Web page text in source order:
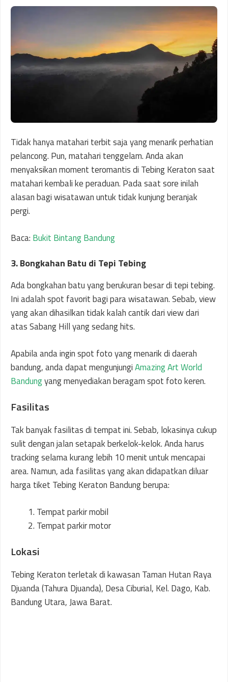
Tidak hanya matahari terbit saja yang menarik perhatian
pelancong. Pun, matahari tenggelam. Anda akan
menyaksikan moment teromantis di Tebing Keraton saat
matahari kembali ke peraduan. Pada saat sore inilah
alasan bagi wisatawan untuk tidak kunjung beranjak
pergi.
Baca: Bukit Bintang Bandung
3. Bongkahan Batu di Tepi Tebing
Ada bongkahan batu yang berukuran besar di tepi tebing.
Ini adalah spot favorit bagi para wisatawan. Sebab, view
yang akan dihasilkan tidak kalah cantik dari view dari
atas Sabang Hill yang sedang hits.
Apabila anda ingin spot foto yang menarik di daerah
bandung, anda dapat mengunjungiAmazing Art World
Bandungyang menyediakan beragam spot foto keren.
Fasilitas
Tak banyak fasilitas di tempat ini. Sebab, lokasinya cukup
sulit dengan jalan setapak berkelok-kelok. Anda harus
tracking selama kurang lebih 10 menit untuk mencapai
area. Namun, ada fasilitas yang akan didapatkan diluar
harga tiket Tebing Keraton Bandung berupa:
Tempat parkir mobil
Tempat parkir motor
Lokasi
Tebing Keraton terletak di kawasan Taman Hutan Raya
Djuanda (Tahura Djuanda), Desa Ciburial, Kel. Dago, Kab.
Bandung Utara, Jawa Barat.